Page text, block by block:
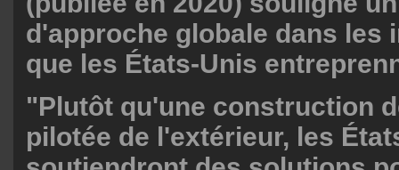
d'approche globale dans les
que les États-Unis
"Plutôt qu'une construction
pilotée de l'extérieur, les